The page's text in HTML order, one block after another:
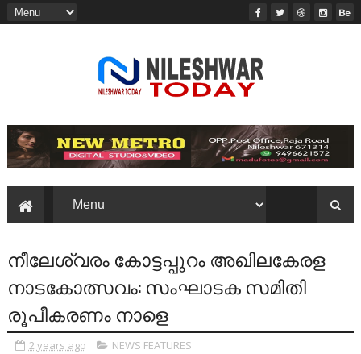
നീലേശ്വരം കോട്ടപ്പുറം അഖിലകേരള
നാടകോത്സവം: സംഘാടക സമിതി
രൂപീകരണം നാളെ
2 years ago NEWS FEATURES